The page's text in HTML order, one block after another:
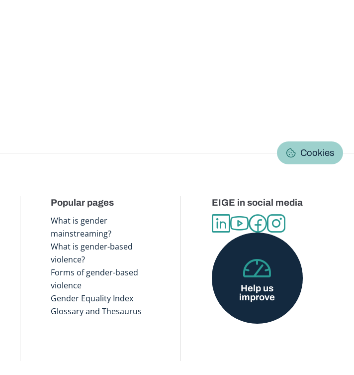
Cookies
Popular pages
What is gender
mainstreaming?
What is gender-based
violence?
Forms of gender-based
violence
Gender Equality Index
Glossary and Thesaurus
EIGE in social media
Help us
improve